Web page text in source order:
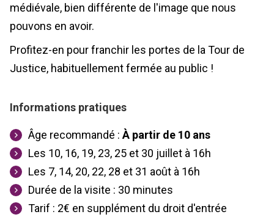
médiévale, bien différente de l'image que nous
pouvons en avoir.
Profitez-en pour franchir les portes de la Tour de
Justice, habituellement fermée au public !
Informations pratiques
Âge recommandé : À partir de 10 ans
Les 10, 16, 19, 23, 25 et 30 juillet à 16h
Les 7, 14, 20, 22, 28 et 31 août à 16h
Durée de la visite : 30 minutes
Tarif : 2€ en supplément du droit d'entrée